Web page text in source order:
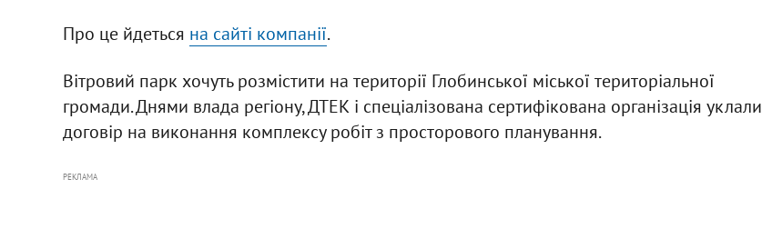
Про це йдеться на сайті компанії.
Вітровий парк хочуть розмістити на території Глобинської міської територіальної
громади. Днями влада регіону, ДТЕК і спеціалізована сертифікована організація уклали
договір на виконання комплексу робіт з просторового планування.
РЕКЛАМА